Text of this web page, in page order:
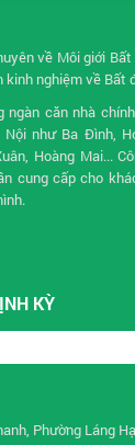
về Môi giới
nghiệm về Bất
ngàn căn nhà
như Ba Đình,
Hoàng Mai...
cung cấp cho
KỲ
Phường Láng